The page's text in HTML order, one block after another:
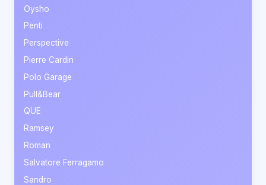
Oysho
Penti
Perspective
Pierre Cardin
Polo Garage
Pull&Bear
QUE
Ramsey
Roman
Salvatore Ferragamo
Sandro